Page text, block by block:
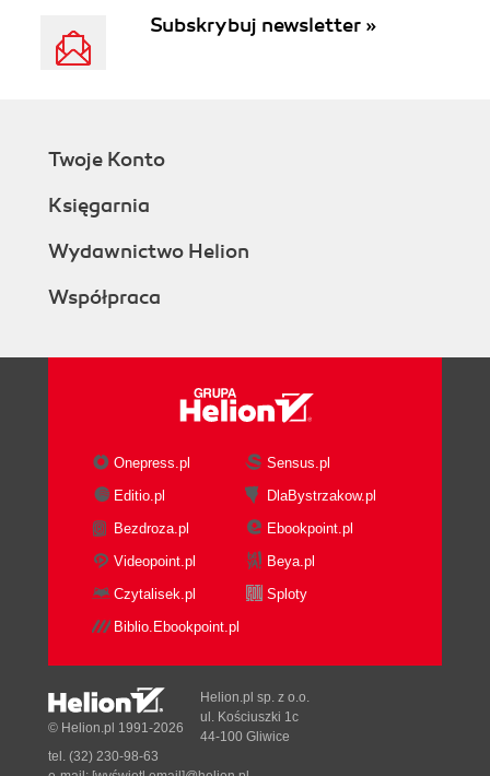
Subskrybuj newsletter »
Twoje Konto
Księgarnia
Wydawnictwo Helion
Współpraca
Onepress.pl
Sensus.pl
Editio.pl
DlaBystrzakow.pl
Bezdroza.pl
Ebookpoint.pl
Videopoint.pl
Beya.pl
Czytalisek.pl
Sploty
Biblio.Ebookpoint.pl
© Helion.pl 1991-2026
Helion.pl sp. z o.o.
ul. Kościuszki 1c
44-100 Gliwice
tel. (32) 230-98-63